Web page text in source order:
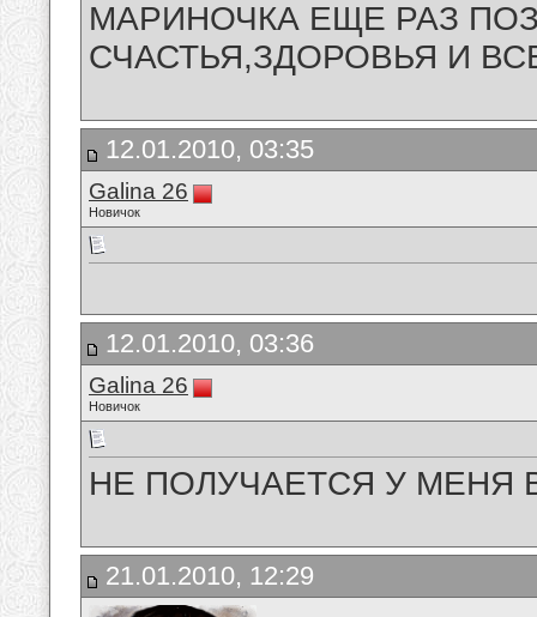
МАРИНОЧКА ЕЩЕ РАЗ
СЧАСТЬЯ,ЗДОРОВЬЯ И
12.01.2010, 03:35
Galina 26
Новичок
12.01.2010, 03:36
Galina 26
Новичок
НЕ ПОЛУЧАЕТСЯ У МЕНЯ
21.01.2010, 12:29